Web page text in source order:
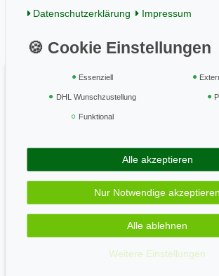
Wir versenden mit
Daten­schutz­erklärung
Impressum
Essenziell
DHL Wunschzustellung
Funktional
Alle akzeptieren
Nur Notwendige akzeptieren
Alle ablehnen
Weitere Einstellungen